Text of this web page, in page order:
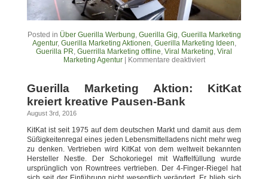
Posted in Über Guerilla Werbung, Guerilla Gig, Guerilla Marketing
Agentur, Guerilla Marketing Aktionen, Guerilla Marketing Ideen,
Guerilla PR, Guerrilla Marketing offline, Viral Marketing, Viral
Marketing Agentur| Kommentare deaktiviert
Guerilla Marketing Aktion: KitKat
kreiert kreative Pausen-Bank
August 3rd, 2016
KitKat ist seit 1975 auf dem deutschen Markt und damit aus dem
Süßigkeitenregal eines jeden Lebensmittelladens nicht mehr weg
zu denken. Vertrieben wird KitKat von dem weltweit bekannten
Hersteller Nestle. Der Schokoriegel mit Waffelfüllung wurde
ursprünglich von Rowntrees vertrieben. Der 4-Finger-Riegel hat